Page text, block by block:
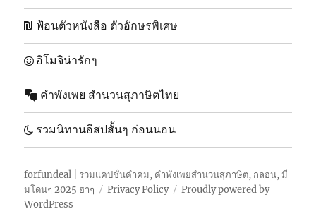
ฟ้อนตัวหนังสือ ตัวอักษรพิเศษ
อิโมจิน่ารักๆ
คำพังเพย สำนวนสุภาษิตไทย
รวมนิทานอีสปสั้นๆ ก่อนนอน
forfundeal | รวมแคปชั่นคำคม, คำพังเพยสำนวนสุภาษิต, กลอน, มี
มโดนๆ 2025 ฮาๆ
Privacy Policy
Proudly powered by
WordPress